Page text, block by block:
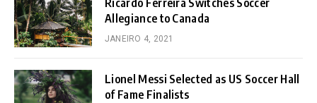
Ricardo Ferreira Switches Soccer
Allegiance to Canada
JANEIRO 4, 2021
Lionel Messi Selected as US Soccer Hall
of Fame Finalists